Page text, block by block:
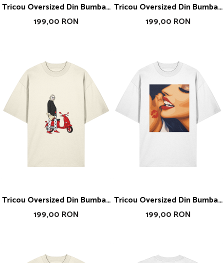
Tricou Oversized Din Bumbac
Organic Be Your Queen
199,00 RON
Tricou Oversized Din Bumbac
Organic Positive Vibe
199,00 RON
Tricou Oversized Din Bumbac
Organic Blanca
199,00 RON
Tricou Oversized Din Bumbac
Organic Kiss
199,00 RON